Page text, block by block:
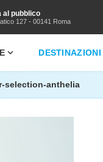
al pubblico
127 - 00141 Roma
expand_more DESTINAZIONI
selection-anthelia